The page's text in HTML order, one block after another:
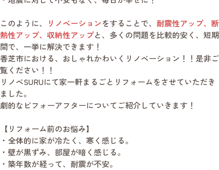
このように、
リノベーションをすることで、 耐震性アップ、断
熱性アップ、収納性アップと、多くの問題を比較的安く、短期
間で、一挙に解決できます！
香芝市における、おしゃれかわいくリノベーション！！是非ご
覧ください！！
リノベSURUにて家一軒まるごとリフォームをさせていただき
ました。
劇的なビフォーアフターについてご紹介していきます！
【リフォーム前のお悩み】
・全体的に家が冷たく、寒く感じる。
・壁が黒ずみ、部屋が暗く感じる。
・築年数が経って、耐震が不安。